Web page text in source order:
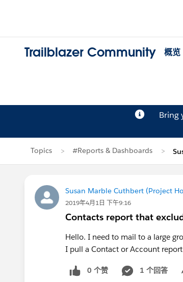
Trailblazer Community 概览
Bring
Topics #Reports & Dashboards
Susan Marble Cuthbert (Project
2019年4月1日 下午9:16
Contacts report that
Hello. I need to mail to a large
I pull a Contact or Account
0 个赞 1 个回答